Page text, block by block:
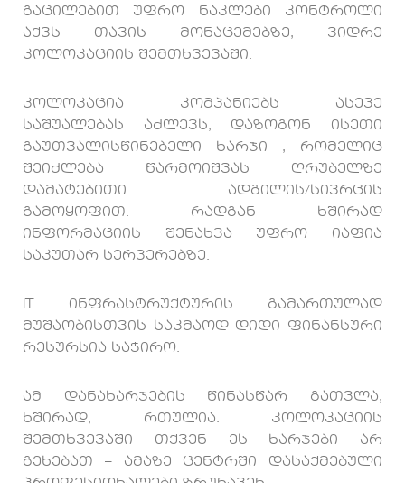
გაცილებით უფრო ნაკლები კონტროლი
აქვს თავის მონაცემებზე, ვიდრე
კოლოკაციის შემთხვევაში.
კოლოკაცია კომპანიებს ასევე
საშუალებას აძლევს, დაზოგონ ისეთი
გაუთვალისწინებელი ხარჯი , რომელიც
შეიძლება წარმოიშვას ღრუბელზე
დამატებითი ადგილის/სივრცის
გამოყოფით. რადგან ხშირად
ინფორმაციის შენახვა უფრო იაფია
საკუთარ სერვერებზე.
IT ინფრასტრუქტურის გამართულად
მუშაობისთვის საკმაოდ დიდი ფინანსური
რესურსია საჭირო.
ამ დანახარჯების წინასწარ გათვლა,
ხშირად, რთულია. კოლოკაციის
შემთხვევაში თქვენ ეს ხარჯები არ
გეხებათ – ამაზე ცენტრში დასაქმებული